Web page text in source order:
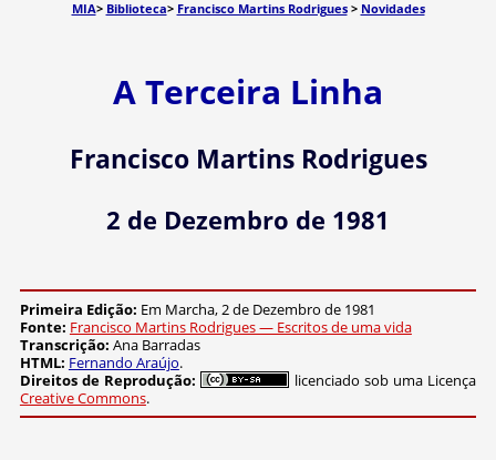
MIA> Biblioteca> Francisco Martins Rodrigues> Novidades
A Terceira Linha
Francisco Martins Rodrigues
2 de Dezembro de 1981
Primeira Edição: Em Marcha, 2 de Dezembro de 1981
Fonte: Francisco Martins Rodrigues — Escritos de uma vida
Transcrição: Ana Barradas
HTML: Fernando Araújo.
Direitos de Reprodução:
licenciado sob uma Licença
Creative Commons.